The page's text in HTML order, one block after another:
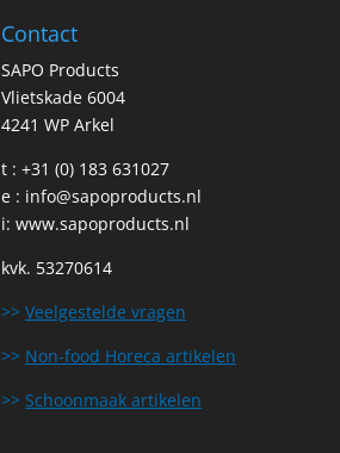
Contact
SAPO Products
Vlietskade 6004
4241 WP Arkel
t : +31 (0) 183 631027
e : info@sapoproducts.nl
i: www.sapoproducts.nl
kvk. 53270614
>> Veelgestelde vragen
>> Non-food Horeca artikelen
>> Schoonmaak artikelen